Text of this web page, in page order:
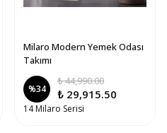
Milaro Modern Yemek Odası
Takımı
%34
₺ 44,990.00
₺ 29,915.50
14 Milaro Serisi